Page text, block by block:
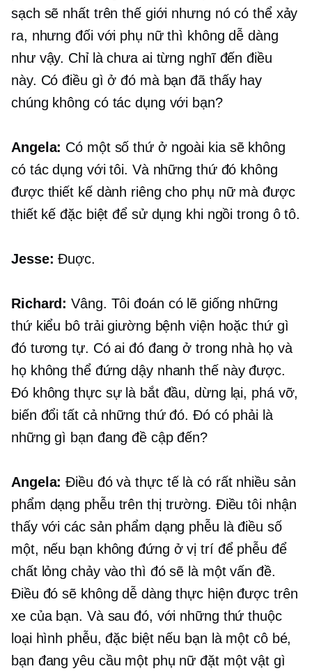
sạch sẽ nhất trên thế giới nhưng nó có thể xảy
ra, nhưng đối với phụ nữ thì không dễ dàng
như vậy. Chỉ là chưa ai từng nghĩ đến điều
này. Có điều gì ở đó mà bạn đã thấy hay
chúng không có tác dụng với bạn?
Angela: Có một số thứ ở ngoài kia sẽ không
có tác dụng với tôi. Và những thứ đó không
được thiết kế dành riêng cho phụ nữ mà được
thiết kế đặc biệt để sử dụng khi ngồi trong ô tô.
Jesse: Đuợc.
Richard: Vâng. Tôi đoán có lẽ giống những
thứ kiểu bô trải giường bệnh viện hoặc thứ gì
đó tương tự. Có ai đó đang ở trong nhà họ và
họ không thể đứng dậy nhanh thế này được.
Đó không thực sự là bắt đầu, dừng lại, phá vỡ,
biến đổi tất cả những thứ đó. Đó có phải là
những gì bạn đang đề cập đến?
Angela: Điều đó và thực tế là có rất nhiều sản
phẩm dạng phễu trên thị trường. Điều tôi nhận
thấy với các sản phẩm dạng phễu là điều số
một, nếu bạn không đứng ở vị trí để phễu để
chất lỏng chảy vào thì đó sẽ là một vấn đề.
Điều đó sẽ không dễ dàng thực hiện được trên
xe của bạn. Và sau đó, với những thứ thuộc
loại hình phễu, đặc biệt nếu bạn là một cô bé,
bạn đang yêu cầu một phụ nữ đặt một vật gì